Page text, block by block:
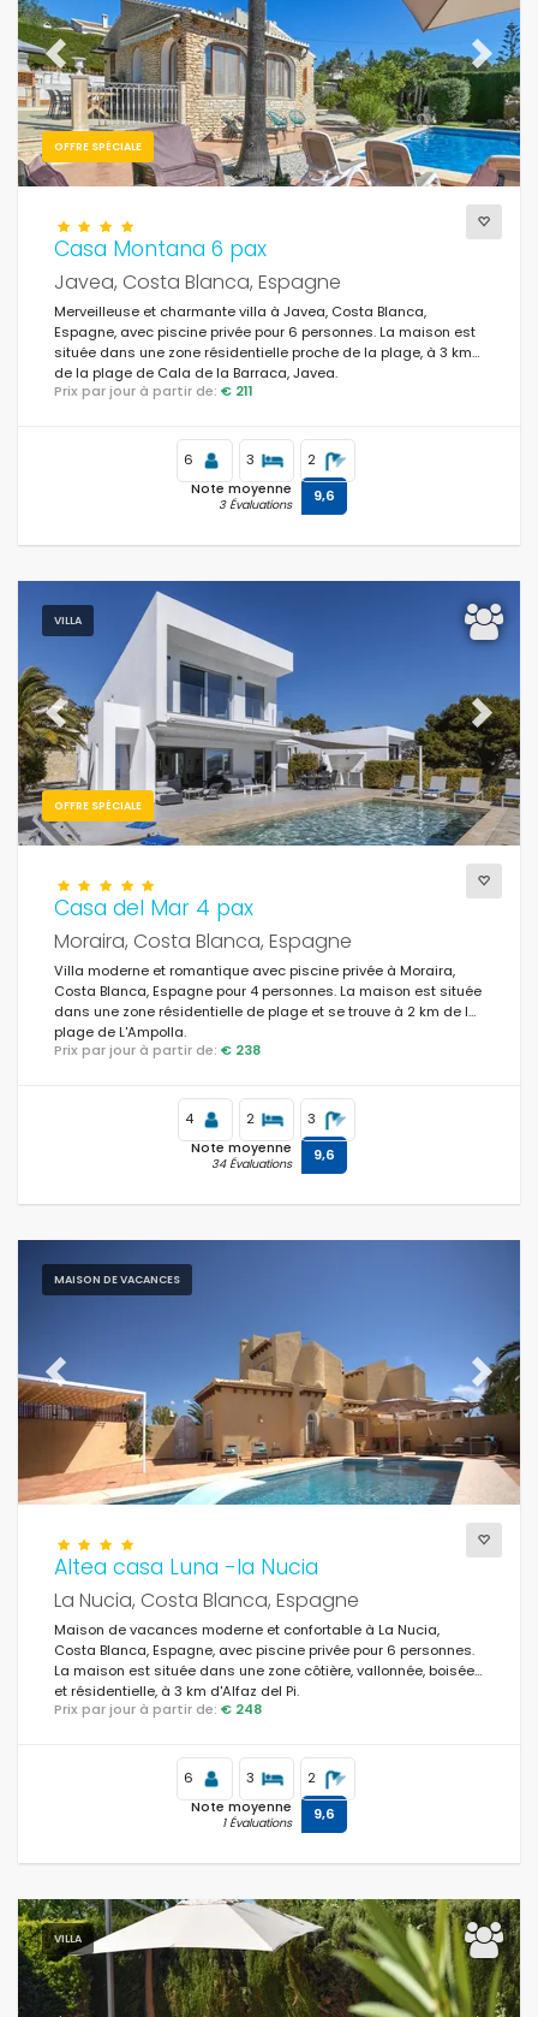
OFFRE SPÉCIALE
Previous Next
Casa Montana 6 pax
Javea, Costa Blanca, Espagne
Merveilleuse et charmante villa à Javea, Costa Blanca,
Espagne, avec piscine privée pour 6 personnes. La maison est
située dans une zone résidentielle proche de la plage, à 3 km
de la plage de Cala de la Barraca, Javea.
Prix par jour à partir de: € 211
6 3 2
Note moyenne
3 Évaluations 9,6
VILLA
OFFRE SPÉCIALE
Previous Next
Casa del Mar 4 pax
Moraira, Costa Blanca, Espagne
Villa moderne et romantique avec piscine privée à Moraira,
Costa Blanca, Espagne pour 4 personnes. La maison est située
dans une zone résidentielle de plage et se trouve à 2 km de la
plage de L'Ampolla.
Prix par jour à partir de: € 238
4 2 3
Note moyenne
34 Évaluations 9,6
MAISON DE VACANCES
Previous Next
Altea casa Luna -la Nucia
La Nucia, Costa Blanca, Espagne
Maison de vacances moderne et confortable à La Nucia,
Costa Blanca, Espagne, avec piscine privée pour 6 personnes.
La maison est située dans une zone côtière, vallonnée, boisée
et résidentielle, à 3 km d'Alfaz del Pi.
Prix par jour à partir de: € 248
6 3 2
Note moyenne
1 Évaluations 9,6
VILLA